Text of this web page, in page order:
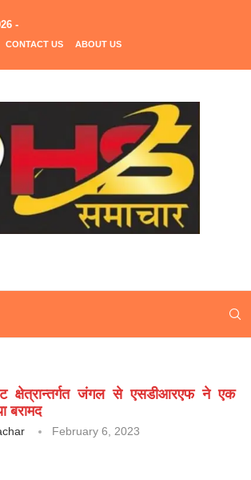
-
CONTACT US ABOUT US
क्षेत्रान्तर्गत जंगल से एसडीआरएफ ने एक
बरामद
February 6, 2023